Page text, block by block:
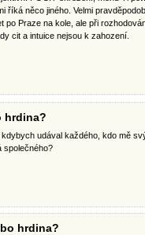
říká něco jiného. Velmi
po Praze na kole, ale při
cit a intuice nejsou k zahození.
hrdina?
udával každého, kdo mě
společného?
hrdina?